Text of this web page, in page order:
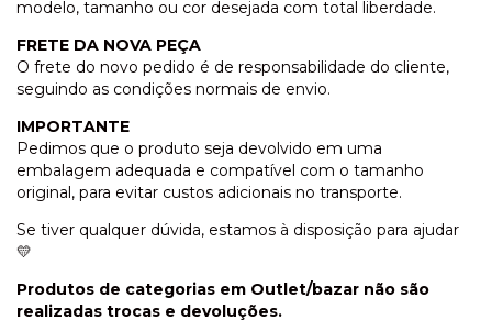
modelo, tamanho ou cor desejada com total liberdade.
FRETE DA NOVA PEÇA
O frete do novo pedido é de responsabilidade do cliente,
seguindo as condições normais de envio.
IMPORTANTE
Pedimos que o produto seja devolvido em uma
embalagem adequada e compatível com o tamanho
original, para evitar custos adicionais no transporte.
Se tiver qualquer dúvida, estamos à disposição para ajudar
💛
Produtos de categorias em Outlet/bazar não são
realizadas trocas e devoluções.